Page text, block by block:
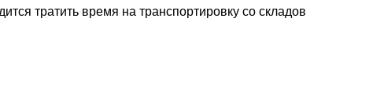
тратить время на транспортировку со складов